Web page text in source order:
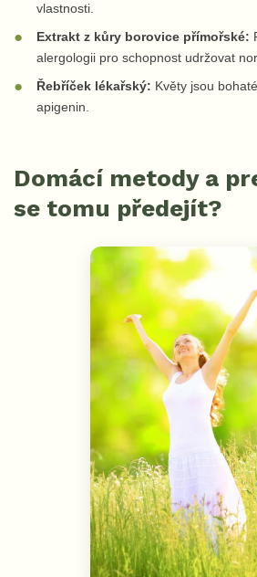
vlastnosti.
Extrakt z kůry borovice přímořské:
alergologii pro schopnost udržovat
Řebříček lékařský: Květy jsou
apigenin.
Domácí metody a
se tomu předejít?